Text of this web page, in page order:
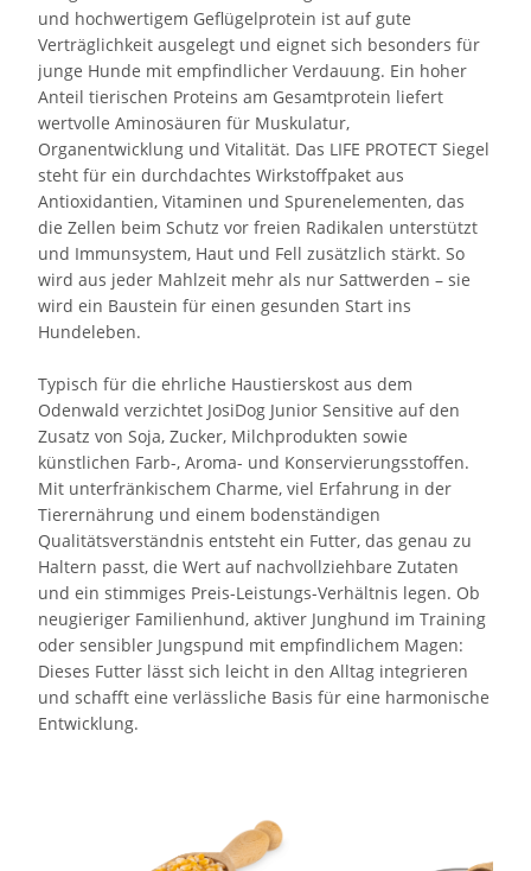
und hochwertigem Geflügelprotein ist auf gute
Verträglichkeit ausgelegt und eignet sich besonders für
junge Hunde mit empfindlicher Verdauung. Ein hoher
Anteil tierischen Proteins am Gesamtprotein liefert
wertvolle Aminosäuren für Muskulatur,
Organentwicklung und Vitalität. Das LIFE PROTECT Siegel
steht für ein durchdachtes Wirkstoffpaket aus
Antioxidantien, Vitaminen und Spurenelementen, das
die Zellen beim Schutz vor freien Radikalen unterstützt
und Immunsystem, Haut und Fell zusätzlich stärkt. So
wird aus jeder Mahlzeit mehr als nur Sattwerden – sie
wird ein Baustein für einen gesunden Start ins
Hundeleben.
Typisch für die ehrliche Haustierskost aus dem
Odenwald verzichtet JosiDog Junior Sensitive auf den
Zusatz von Soja, Zucker, Milchprodukten sowie
künstlichen Farb-, Aroma- und Konservierungsstoffen.
Mit unterfränkischem Charme, viel Erfahrung in der
Tierernährung und einem bodenständigen
Qualitätsverständnis entsteht ein Futter, das genau zu
Haltern passt, die Wert auf nachvollziehbare Zutaten
und ein stimmiges Preis-Leistungs-Verhältnis legen. Ob
neugieriger Familienhund, aktiver Junghund im Training
oder sensibler Jungspund mit empfindlichem Magen:
Dieses Futter lässt sich leicht in den Alltag integrieren
und schafft eine verlässliche Basis für eine harmonische
Entwicklung.